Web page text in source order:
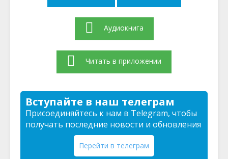
Аудиокнига
Читать в приложении
Вступайте в наш телеграм
Присоединяйтесь к нам в Telegram, чтобы
получать последние новости и обновления
Перейти в телеграм